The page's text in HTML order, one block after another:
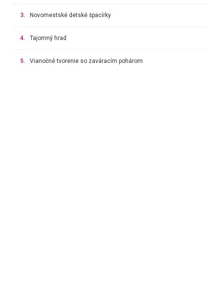
3. Novomestské detské špacírky
4. Tajomný hrad
5. Vianočné tvorenie so zaváracím pohárom